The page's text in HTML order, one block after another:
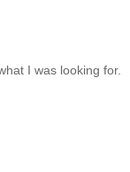
I was looking for.